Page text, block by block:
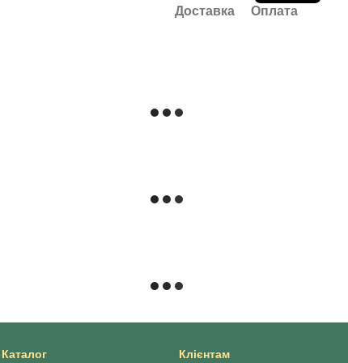
Доставка Оплата
Каталог Клієнтам